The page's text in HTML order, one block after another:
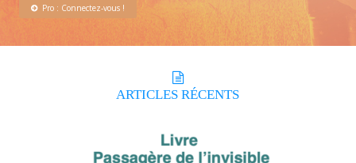
Pro : Connectez-vous !
ARTICLES RÉCENTS